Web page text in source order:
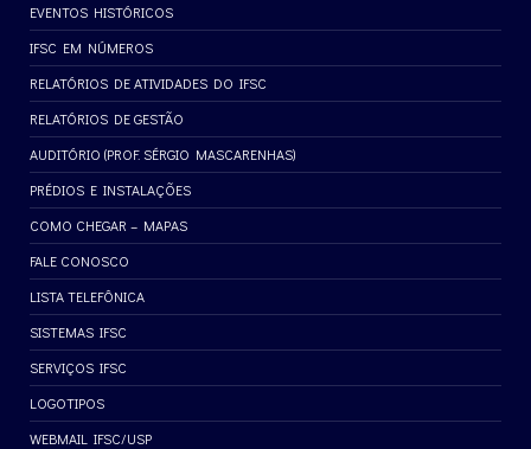
EVENTOS HISTÓRICOS
IFSC EM NÚMEROS
RELATÓRIOS DE ATIVIDADES DO IFSC
RELATÓRIOS DE GESTÃO
AUDITÓRIO (PROF. SÉRGIO MASCARENHAS)
PRÉDIOS E INSTALAÇÕES
COMO CHEGAR – MAPAS
FALE CONOSCO
LISTA TELEFÔNICA
SISTEMAS IFSC
SERVIÇOS IFSC
LOGOTIPOS
WEBMAIL IFSC/USP